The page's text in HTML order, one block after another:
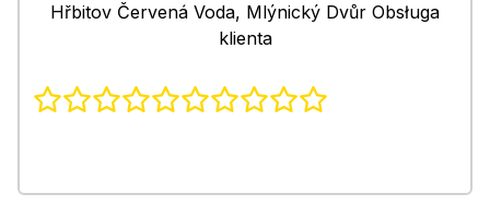
Hřbitov Červená Voda, Mlýnický Dvůr Obsługa
klienta